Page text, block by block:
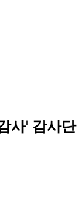
사' 감사단